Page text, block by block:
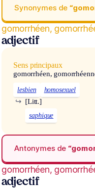
Synonymes de
gomorrhéen,
adjectif
Sens principaux
gomorrhéen,
lesbien homosexuel
[Litt.]
↪
saphique
Antonymes de
gomorrhéen,
adjectif